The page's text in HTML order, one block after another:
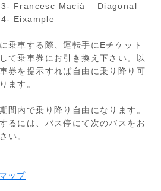
Francesc Macià – Diagonal
Eixample
乗車する際、運転手にEチケット
て乗車券にお引き換え下さい。以
券を提示すれば自由に乗り降り可
ます。
間内で乗り降り自由になります。
るには、バス停にて次のバスをお
い。
ップ